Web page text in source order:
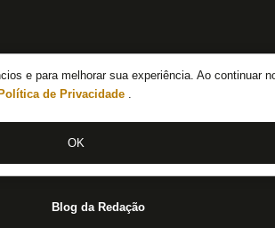
e para melhorar sua experiência. Ao continuar
Política de Privacidade .
OK
Notícias do Botafogo
Fórum
Jogos
Blog da Redação